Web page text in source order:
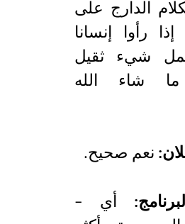
الدارج على
رأوا إنسانا
شيء ثقيل
ما شاء الله
نعم صحيح.
أي –